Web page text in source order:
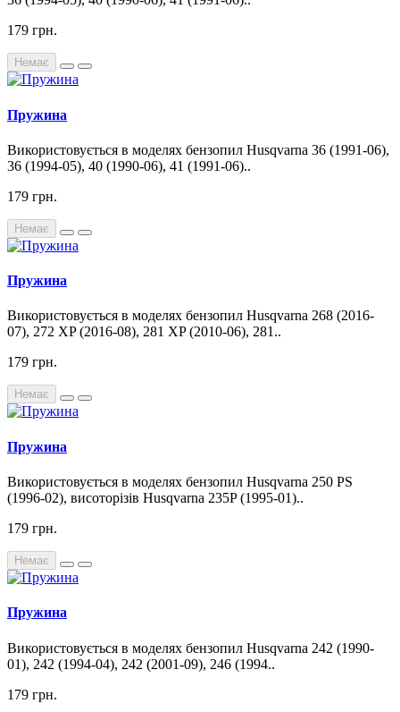
179 грн.
Немає
Пружина
Використовується в моделях бензопил Husqvarna 36 (1991-06),
36 (1994-05), 40 (1990-06), 41 (1991-06)..
179 грн.
Немає
Пружина
Використовується в моделях бензопил Husqvarna 268 (2016-
07), 272 XP (2016-08), 281 XP (2010-06), 281..
179 грн.
Немає
Пружина
Використовується в моделях бензопил Husqvarna 250 PS
(1996-02), висоторізів Husqvarna 235P (1995-01)..
179 грн.
Немає
Пружина
Використовується в моделях бензопил Husqvarna 242 (1990-
01), 242 (1994-04), 242 (2001-09), 246 (1994..
179 грн.